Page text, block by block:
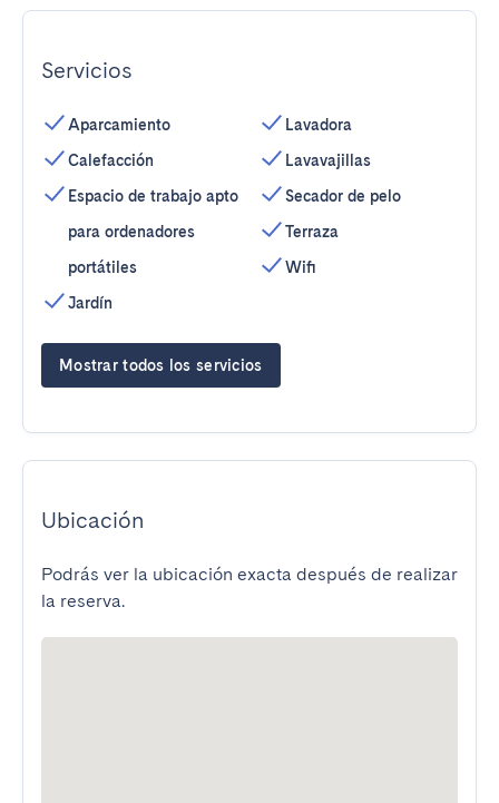
Servicios
Aparcamiento
Calefacción
Espacio de trabajo apto
para ordenadores
portátiles
Jardín
Lavadora
Lavavajillas
Secador de pelo
Terraza
Wifi
Mostrar todos los servicios
Ubicación
Podrás ver la ubicación exacta después de realizar
la reserva.